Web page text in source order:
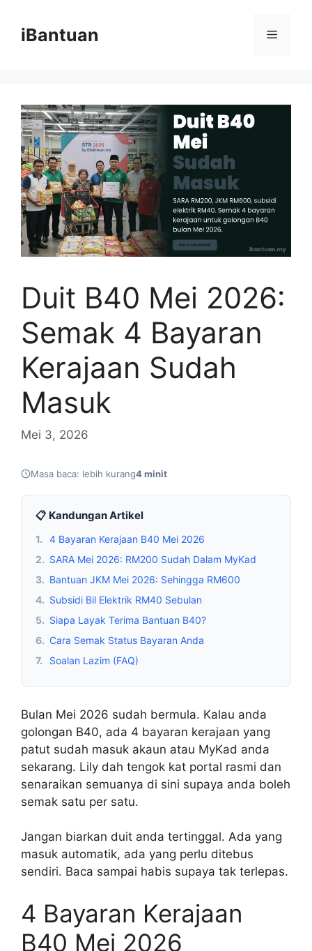
contentiBantuan Menu
Duit B40 Mei 2026:
Semak 4 Bayaran
Kerajaan Sudah
Masuk
Mei 3, 2026
Masa baca: lebih kurang4 minit
📋 Kandungan Artikel
1.
4 Bayaran Kerajaan B40 Mei 2026
2. SARA Mei 2026: RM200 Sudah Dalam MyKad
3. Bantuan JKM Mei 2026: Sehingga RM600
4. Subsidi Bil Elektrik RM40 Sebulan
5. Siapa Layak Terima Bantuan B40?
6. Cara Semak Status Bayaran Anda
7.
Soalan Lazim (FAQ)
Bulan Mei 2026 sudah bermula. Kalau anda
golongan B40, ada 4 bayaran kerajaan yang
patut sudah masuk akaun atau MyKad anda
sekarang. Lily dah tengok kat portal rasmi dan
senaraikan semuanya di sini supaya anda boleh
semak satu per satu.
Jangan biarkan duit anda tertinggal. Ada yang
masuk automatik, ada yang perlu ditebus
sendiri. Baca sampai habis supaya tak terlepas.
4 Bayaran Kerajaan
B40 Mei 2026